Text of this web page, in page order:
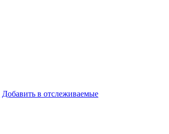
Добавить в отслеживаемые